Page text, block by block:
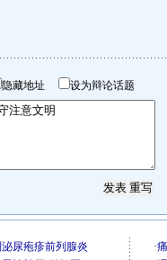
隐藏地址 设为辩论话题